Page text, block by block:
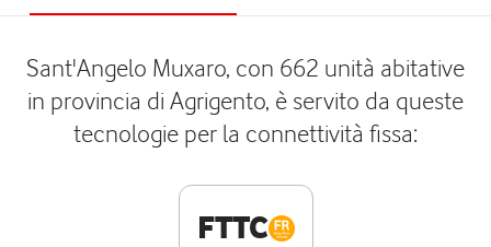
Sant'Angelo Muxaro, con 662 unità abitative
in provincia di Agrigento, è servito da queste
tecnologie per la connettività fissa:
FTTC